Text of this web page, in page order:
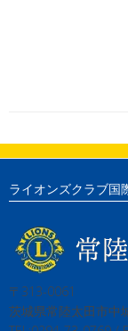
ライオンズクラブ国
〒313-0061
茨城県常陸太田市中